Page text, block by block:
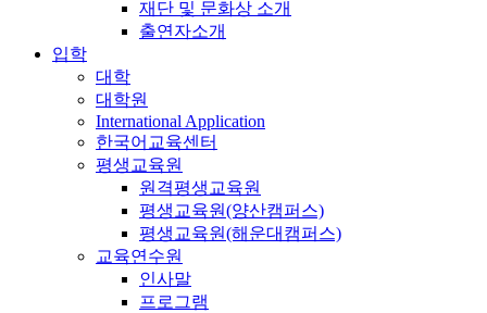
재단 및 문화상 소개
출연자소개
입학
대학
대학원
International Application
한국어교육센터
평생교육원
원격평생교육원
평생교육원(양산캠퍼스)
평생교육원(해운대캠퍼스)
교육연수원
인사말
프로그램